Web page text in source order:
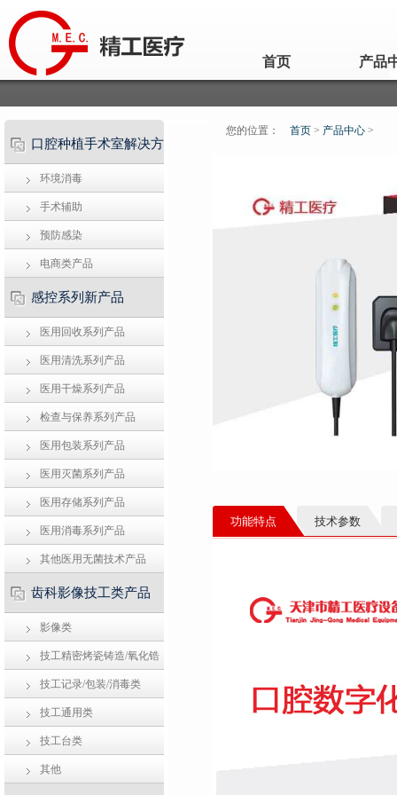
首页 产品
口腔种植手术室解决方
环境消毒
手术辅助
预防感染
电商类产品
感控系列新产品
医用回收系列产品
医用清洗系列产品
医用干燥系列产品
检查与保养系列产品
医用包装系列产品
医用灭菌系列产品
医用存储系列产品
医用消毒系列产品
其他医用无菌技术产品
齿科影像技工类产品
影像类
技工精密烤瓷铸造/氧化锆
技工记录/包装/消毒类
技工通用类
技工台类
其他
您的位置： 首页 > 产品中心 >
功能特点 技术参数